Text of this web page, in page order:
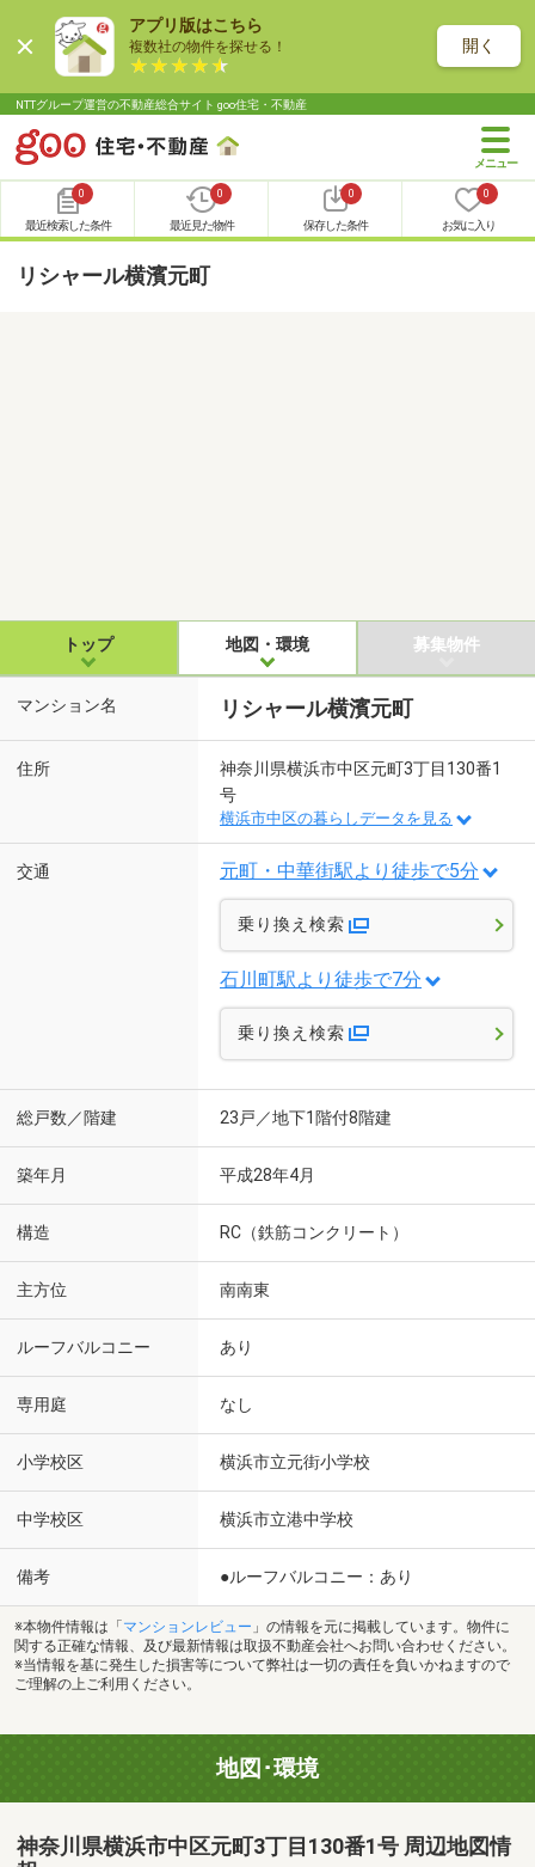
アプリ版はこちら
複数社の物件を探せる！ 開く
NTTグループ運営の不動産総合サイト goo住宅・不動産
0
最近検索した条件
0
最近見た物件
0
保存した条件
0
お気に入り
リシャール横濱元町
トップ 地図・環境 募集物件
マンション名 リシャール横濱元町
住所
神奈川県横浜市中区元町3丁目130番1
号
横浜市中区の暮らしデータを見る
交通 元町・中華街駅より徒歩で5分
乗り換え検索
石川町駅より徒歩で7分
乗り換え検索
総戸数／階建 23戸／地下1階付8階建
築年月 平成28年4月
構造 RC（鉄筋コンクリート）
主方位 南南東
ルーフバルコニー あり
専用庭 なし
小学校区 横浜市立元街小学校
中学校区 横浜市立港中学校
備考 ●ルーフバルコニー：あり
※本物件情報は「 マンションレビュー 」の情報を元に掲載しています。物件に
関する正確な情報、及び最新情報は取扱不動産会社へお問い合わせください。
※当情報を基に発生した損害等について弊社は一切の責任を負いかねますので
ご理解の上ご利用ください。
地図･環境
神奈川県横浜市中区元町3丁目130番1号 周辺地図情